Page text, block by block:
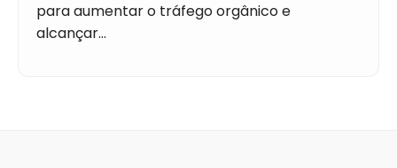
para aumentar o tráfego orgânico e
alcançar…